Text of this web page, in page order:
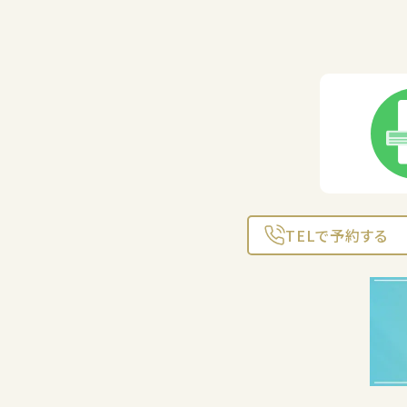
TELで予約する